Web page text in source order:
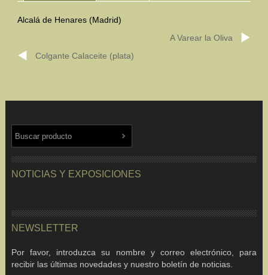
Mundo Íbero
NOTICIAS CONTACTO
BUSCAR
Alcalá de Henares (Madrid)
Colgante Calaceite (plata)
A Varear la Oliva
NOTICIAS Y EXPOSICIONES
NEWSLETTER
Por favor, introduzca su nombre y correo electrónico, para
recibir las últimas novedades y nuestro boletín de noticias.